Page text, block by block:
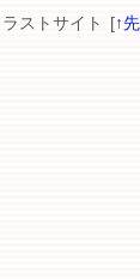
ストサイト [↑